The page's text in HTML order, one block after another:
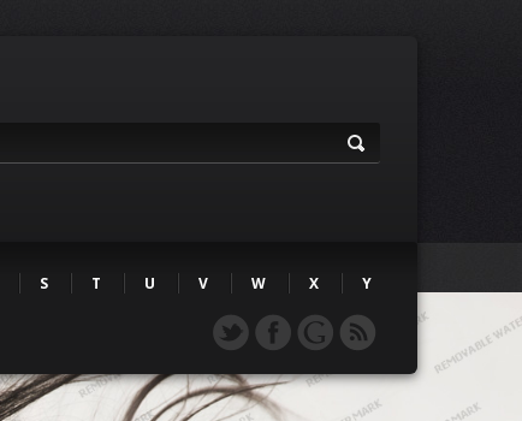
S T U V W X
Y